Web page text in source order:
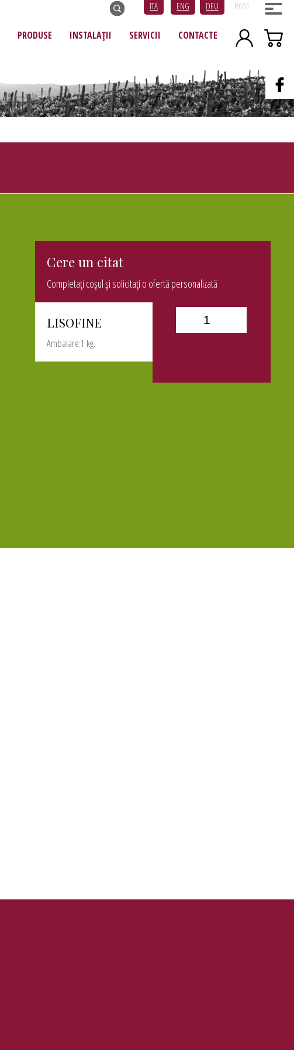
ITA ENG DEU ROM
PRODUSE INSTALAȚII SERVICII CONTACTE
Cere un citat
Completați coșul și solicitați o ofertă personalizată
LISOFINE
Ambalare:1 kg.